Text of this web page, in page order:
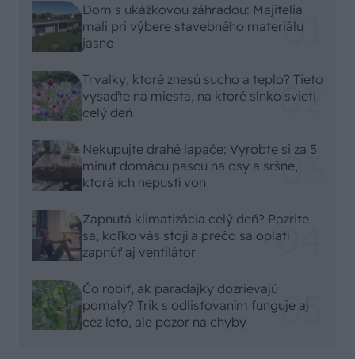
Dom s ukážkovou záhradou: Majitelia
mali pri výbere stavebného materiálu
jasno
Trvalky, ktoré znesú sucho a teplo? Tieto
vysaďte na miesta, na ktoré slnko svieti
celý deň
Nekupujte drahé lapače: Vyrobte si za 5
minút domácu pascu na osy a sršne,
ktorá ich nepustí von
Zapnutá klimatizácia celý deň? Pozrite
sa, koľko vás stojí a prečo sa oplatí
zapnúť aj ventilátor
Čo robiť, ak paradajky dozrievajú
pomaly? Trik s odlisťovaním funguje aj
cez leto, ale pozor na chyby